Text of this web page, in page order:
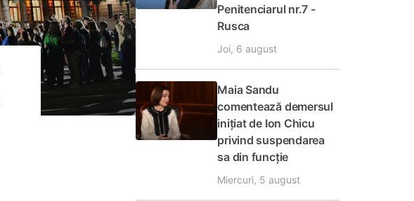
Penitenciarul nr.7 -
Rusca
Joi, 6 august
Maia Sandu
comentează demersul
inițiat de Ion Chicu
privind suspendarea
sa din funcție
Miercuri, 5 august